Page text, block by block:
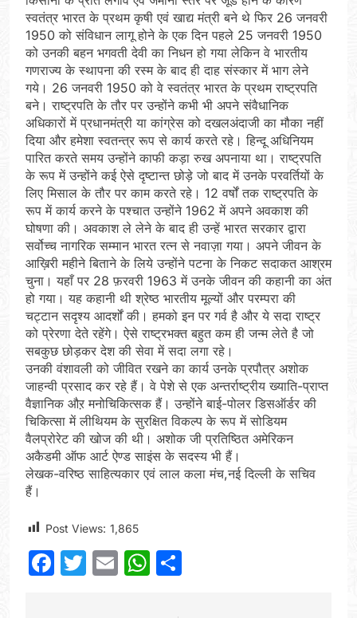
स्वतंत्र भारत के प्रथम कृषी एवं खाद्य मंत्री बने थे फिर 26 जनवरी
1950 को संविधान लागू होने के एक दिन पहले 25 जनवरी 1950
को उनकी बहन भगवती देवी का निधन हो गया लेकिन वे भारतीय
गणराज्य के स्थापना की रस्म के बाद ही दाह संस्कार में भाग लेने
गये। 26 जनवरी 1950 को वे स्वतंत्र भारत के प्रथम राष्ट्रपति
बने। राष्ट्रपति के तौर पर उन्होंने कभी भी अपने संवैधानिक
अधिकारों में प्रधानमंत्री या कांग्रेस को दखलअंदाजी का मौका नहीं
दिया और हमेशा स्वतन्त्र रूप से कार्य करते रहे। हिन्दू अधिनियम
पारित करते समय उन्होंने काफी कड़ा रुख अपनाया था। राष्ट्रपति
के रूप में उन्होंने कई ऐसे दृष्टान्त छोड़े जो बाद में उनके परवर्तियों के
लिए मिसाल के तौर पर काम करते रहे। 12 वर्षों तक राष्ट्रपति के
रूप में कार्य करने के पश्चात उन्होंने 1962 में अपने अवकाश की
घोषणा की। अवकाश ले लेने के बाद ही उन्हें भारत सरकार द्वारा
सर्वोच्च नागरिक सम्मान भारत रत्न से नवाज़ा गया। अपने जीवन के
आख़िरी महीने बिताने के लिये उन्होंने पटना के निकट सदाकत आश्रम
चुना। यहाँ पर 28 फ़रवरी 1963 में उनके जीवन की कहानी का अंत
हो गया। यह कहानी थी श्रेष्ठ भारतीय मूल्यों और परम्परा की
चट्टान सदृश्य आदर्शों की। हमको इन पर गर्व है और ये सदा राष्ट्र
को प्रेरणा देते रहेंगे। ऐसे राष्ट्रभक्त बहुत कम ही जन्म लेते है जो
सबकुछ छोड़कर देश की सेवा में सदा लगा रहे।
उनकी वंशावली को जीवित रखने का कार्य उनके प्रपौत्र अशोक
जाहन्वी प्रसाद कर रहे हैं। वे पेशे से एक अन्तर्राष्ट्रीय ख्याति-प्राप्त
वैज्ञानिक औऱ मनोचिकित्सक हैं। उन्होंने बाई-पोलर डिसऑर्डर की
चिकित्सा में लीथियम के सुरक्षित विकल्प के रूप में सोडियम
वैलप्रोरेट की खोज की थी। अशोक जी प्रतिष्ठित अमेरिकन
अकैडमी ऑफ आर्ट ऐण्ड साइंस के सदस्य भी हैं।
लेखक-वरिष्ठ साहित्यकार एवं लाल कला मंच,नई दिल्ली के सचिव
हैं।
Post Views: 1,865
Facebook
Twitter
EmailWhatsApp